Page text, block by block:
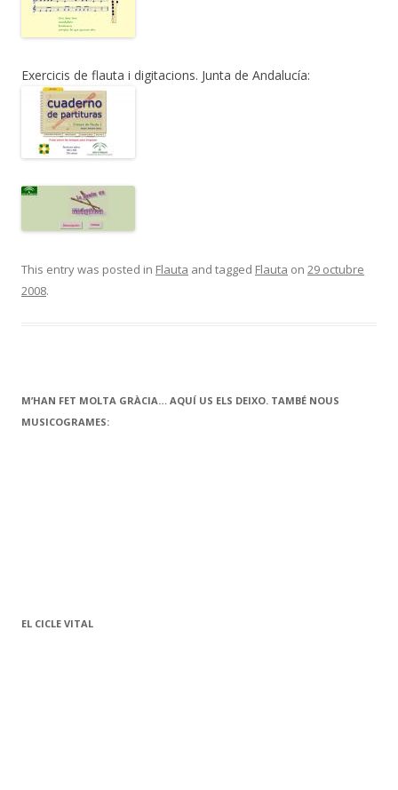
Exercicis de flauta i digitacions. Junta de Andalucía:
This entry was posted in Flauta and tagged Flauta on 29 octubre
2008.
M’HAN FET MOLTA GRÀCIA… AQUÍ US ELS DEIXO. TAMBÉ NOUS
MUSICOGRAMES:
EL CICLE VITAL